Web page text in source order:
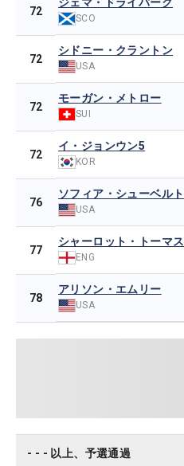
72
ジェマ・ドライバーグ
SCO
72
シドニー・クラントン
USA
72
モーガン・メトロー
SUI
72
イ・ジョンウン5
KOR
76
ソフィア・シューベルト
USA
77
シャーロット・トーマス
ENG
78
アリソン・エムリー
USA
- - - 以上、予選通過